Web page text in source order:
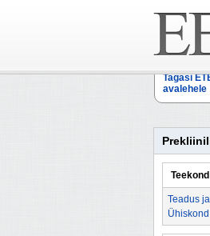
Tagasi
avalehele
Teekond
Teadus